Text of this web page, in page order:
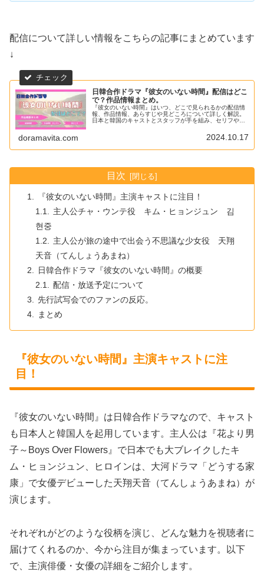
配信について詳しい情報をこちらの記事にまとめています
↓
日韓合作ドラマ『彼女のいない時間』配信はどこ
で？作品情報まとめ。
『彼女のいない時間』はいつ、どこで見られるかの配信情
報、作品情報、あらすじや見どころについて詳しく解説。
日本と韓国のキャストとスタッフが手を組み、セリフやロ
事故で日本人の妻を失い、記憶を無くしてしまった韓国人
男性が、写真を手掛かりに最後の旅に出る物語。
doramavita.com 2024.10.17
目次
『彼女のいない時間』主演キャストに注目！
主人公チャ・ウンテ役 キム・ヒョンジュン 김
현중
主人公が旅の途中で出会う不思議な少女役 天翔
天音（てんしょうあまね）
日韓合作ドラマ『彼女のいない時間』の概要
配信・放送予定について
先行試写会でのファンの反応。
まとめ
『彼女のいない時間』主演キャストに注
目！
『彼女のいない時間』は日韓合作ドラマなので、キャスト
も日本人と韓国人を起用しています。主人公は『花より男
子～Boys Over Flowers』で日本でも大ブレイクしたキ
ム・ヒョンジュン、ヒロインは、大河ドラマ「どうする家
康」で女優デビューした天翔天音（てんしょうあまね）が
演じます。
それぞれがどのような役柄を演じ、どんな魅力を視聴者に
届けてくれるのか、今から注目が集まっています。以下
で、主演俳優・女優の詳細をご紹介します。